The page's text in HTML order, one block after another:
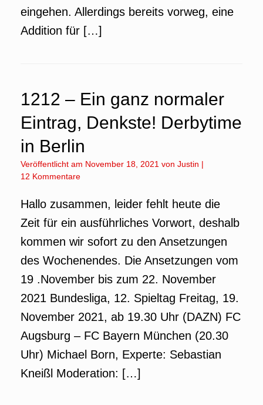
eingehen. Allerdings bereits vorweg, eine
Addition für […]
1212 – Ein ganz normaler
Eintrag, Denkste! Derbytime
in Berlin
Veröffentlicht am November 18, 2021 von Justin |
12 Kommentare
Hallo zusammen, leider fehlt heute die
Zeit für ein ausführliches Vorwort, deshalb
kommen wir sofort zu den Ansetzungen
des Wochenendes. Die Ansetzungen vom
19 .November bis zum 22. November
2021 Bundesliga, 12. Spieltag Freitag, 19.
November 2021, ab 19.30 Uhr (DAZN) FC
Augsburg – FC Bayern München (20.30
Uhr) Michael Born, Experte: Sebastian
Kneißl Moderation: […]